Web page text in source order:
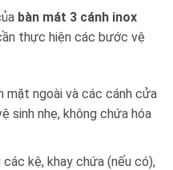
bàn mát 3 cánh inox
thực hiện các bước vệ
mặt ngoài và các cánh cửa
sinh nhẹ, không chứa hóa
kệ, khay chứa (nếu có),